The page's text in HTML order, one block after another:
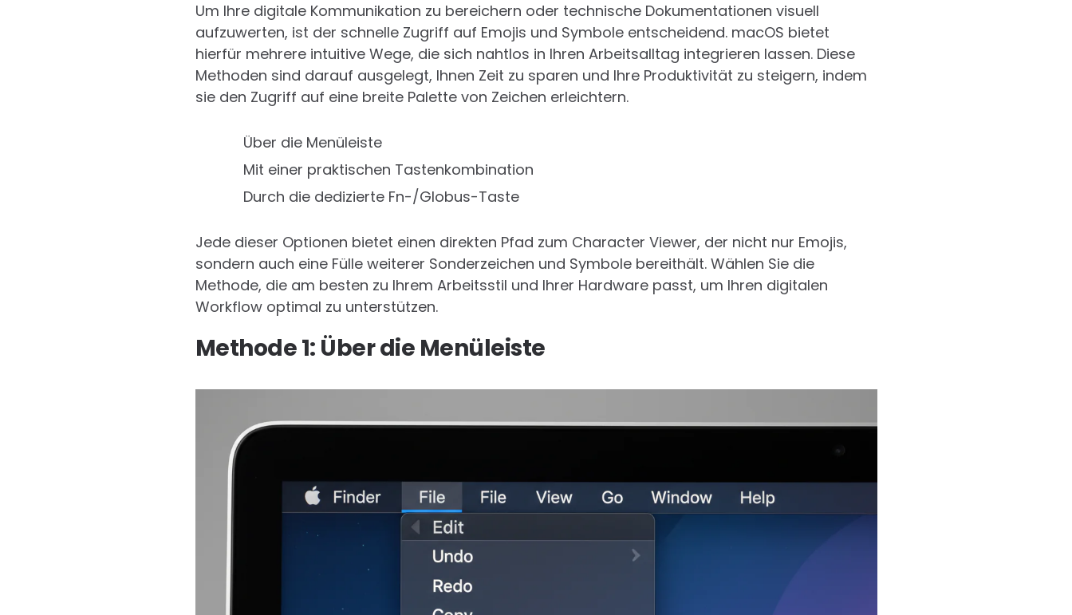
Um Ihre digitale Kommunikation zu bereichern oder technische Dokumentationen visuell
aufzuwerten, ist der schnelle Zugriff auf Emojis und Symbole entscheidend. macOS bietet
hierfür mehrere intuitive Wege, die sich nahtlos in Ihren Arbeitsalltag integrieren lassen. Diese
Methoden sind darauf ausgelegt, Ihnen Zeit zu sparen und Ihre Produktivität zu steigern, indem
sie den Zugriff auf eine breite Palette von Zeichen erleichtern.
Über die Menüleiste
Mit einer praktischen Tastenkombination
Durch die dedizierte Fn-/Globus-Taste
Jede dieser Optionen bietet einen direkten Pfad zum Character Viewer, der nicht nur Emojis,
sondern auch eine Fülle weiterer Sonderzeichen und Symbole bereithält. Wählen Sie die
Methode, die am besten zu Ihrem Arbeitsstil und Ihrer Hardware passt, um Ihren digitalen
Workflow optimal zu unterstützen.
Methode 1: Über die Menüleiste